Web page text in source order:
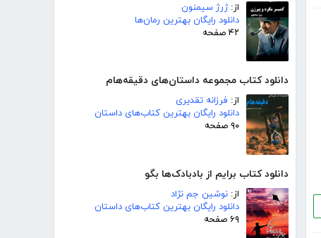
از:ژرژ سیمنون
دانلود رایگان بهترین رمان‌ها
۴۲ صفحه
دانلود کتاب مجموعه داستان‌های دقیقه‌هام
از: فرزانه تقدیری
دانلود رایگان بهترین کتاب‌های داستان
۹۰ صفحه
دانلود کتاب برایم از بادبادک‌ها بگو
از: نوشین جم نژاد
دانلود رایگان بهترین کتاب‌های داستان
۶۹ صفحه